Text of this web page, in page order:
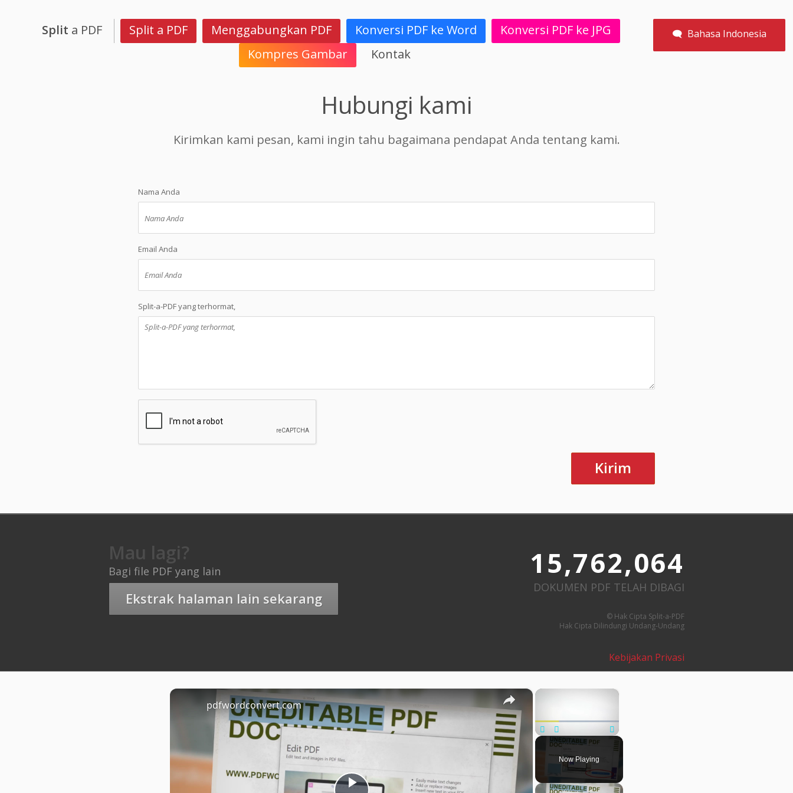
🗨 Bahasa Indonesia
Split a PDF Split a PDF Menggabungkan PDF Konversi PDF ke Word
Konversi PDF ke JPG
Kompres Gambar
Kontak
Hubungi kami
Kirimkan kami pesan, kami ingin tahu bagaimana pendapat Anda tentang kami.
Nama Anda
Email Anda
Split-a-PDF yang terhormat,
Mau lagi?
Bagi file PDF yang lain
Ekstrak halaman lain sekarang
15,762,064
DOKUMEN PDF TELAH DIBAGI
© Hak Cipta Split-a-PDF
Hak Cipta Dilindungi Undang-Undang
Kebijakan Privasi
×
Play Unmute Fullscreen
Now Playing
×
pdfwordconvert.com